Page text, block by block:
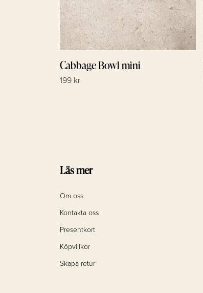
Cabbage Bowl mini
199 kr
Läs mer
Om oss
Kontakta oss
Presentkort
Köpvillkor
Skapa retur